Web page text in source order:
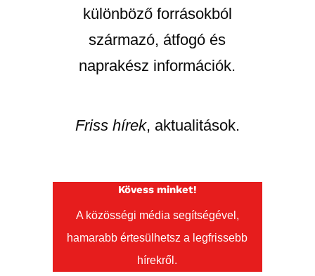
különböző forrásokból
származó, átfogó és
naprakész információk.
Friss hírek, aktualitások.
Kövess minket!
A közösségi média segítségével,
hamarabb értesülhetsz a legfrissebb
hírekről.